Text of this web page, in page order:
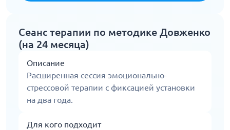
Сеанс терапии по методике Довженко
(на 24 месяца)
Описание
Расширенная сессия эмоционально-
стрессовой терапии с фиксацией установки
на два года.
Для кого подходит